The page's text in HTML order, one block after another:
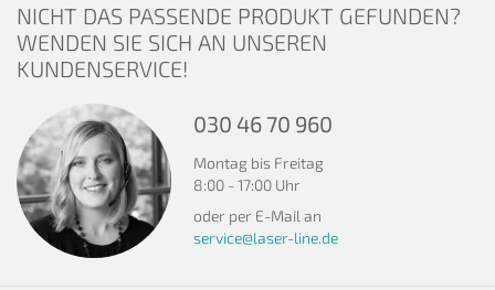
NICHT DAS PASSENDE PRODUKT GEFUNDEN?
WENDEN SIE SICH AN UNSEREN
KUNDENSERVICE!
030 46 70 960
Montag bis Freitag
8:00 - 17:00 Uhr
oder per E-Mail an
service@laser-line.de